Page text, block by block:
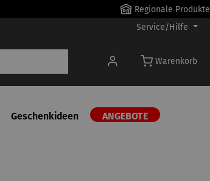
Regionale Produkte
Service/Hilfe
Warenkorb
Geschenkideen ANGEBOTE